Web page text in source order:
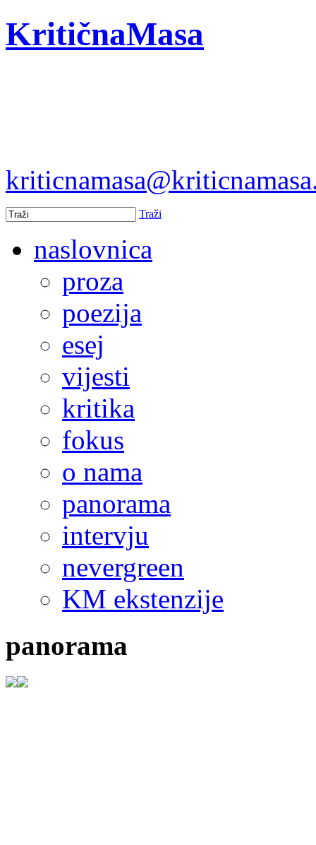
KritičnaMasa
Traži
naslovnica
proza
poezija
esej
vijesti
kritika
fokus
o nama
panorama
intervju
nevergreen
KM ekstenzije
panorama